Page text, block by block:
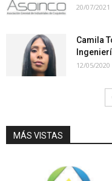
20/07/2021
Camila
12/05/2020
MÁS VISTAS